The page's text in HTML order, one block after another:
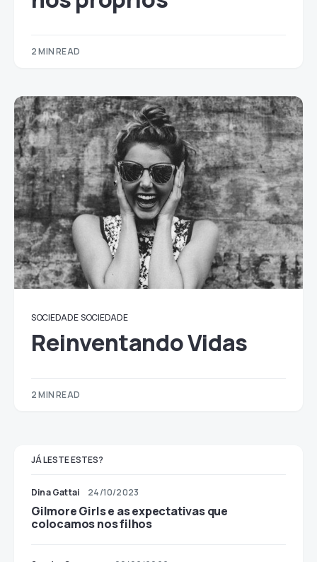
2 MIN READ
SOCIEDADE SOCIEDADE
Reinventando Vidas
2 MIN READ
JÁ LESTE ESTES?
Dina Gattai 24/10/2023
Gilmore Girls e as expectativas que
colocamos nos filhos